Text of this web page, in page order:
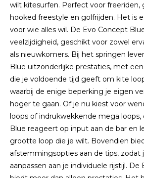
wilt kitesurfen. Perfect voor freeriden,
hooked freestyle en golfrijden. Het is
voor wie alles wil. De Evo Concept
veelzijdigheid, geschikt voor zowel
als nieuwkomers. Bij het springen
Blue uitzonderlijke prestaties, met
die je voldoende tijd geeft om kite
waarbij de enige beperking je eigen
hoger te gaan. Of je nu kiest voor
loops of indrukwekkende mega loops,
Blue reageert op input aan de bar en
grootte loop die je wilt. Bovendien
afstemmingsopties aan de tips, zodat
aanpassen aan je individuele rijstijl. De